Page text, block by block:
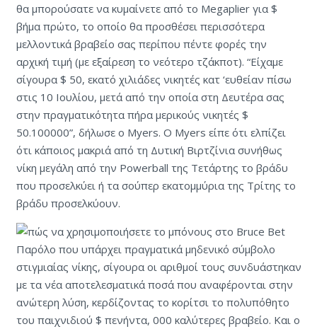
θα μπορούσατε να κυμαίνετε από το Megaplier για $
βήμα πρώτο, το οποίο θα προσθέσει περισσότερα
μελλοντικά βραβείο σας περίπου πέντε φορές την
αρχική τιμή (με εξαίρεση το νεότερο τζάκποτ). “Είχαμε
σίγουρα $ 50, εκατό χιλιάδες νικητές κατ ‘ευθείαν πίσω
στις 10 Ιουλίου, μετά από την οποία στη Δευτέρα σας
στην πραγματικότητα πήρα μερικούς νικητές $
50.100000”, δήλωσε ο Myers. Ο Myers είπε ότι ελπίζει
ότι κάποιος μακριά από τη Δυτική Βιρτζίνια συνήθως
νίκη μεγάλη από την Powerball της Τετάρτης το βράδυ
που προσελκύει ή τα σούπερ εκατομμύρια της Τρίτης το
βράδυ προσελκύουν.
Παρόλο που υπάρχει πραγματικά μηδενικό σύμβολο
στιγμιαίας νίκης, σίγουρα οι αριθμοί τους συνδυάστηκαν
με τα νέα αποτελεσματικά ποσά που αναφέρονται στην
ανώτερη λύση, κερδίζοντας το κορίτσι το πολυπόθητο
του παιχνιδιού $ πενήντα, 000 καλύτερες βραβείο. Και ο